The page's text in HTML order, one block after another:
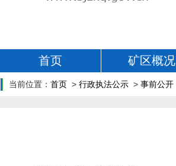
首页 矿区概况
当前位置： 首页 > 行政执法公示 > 事前公开